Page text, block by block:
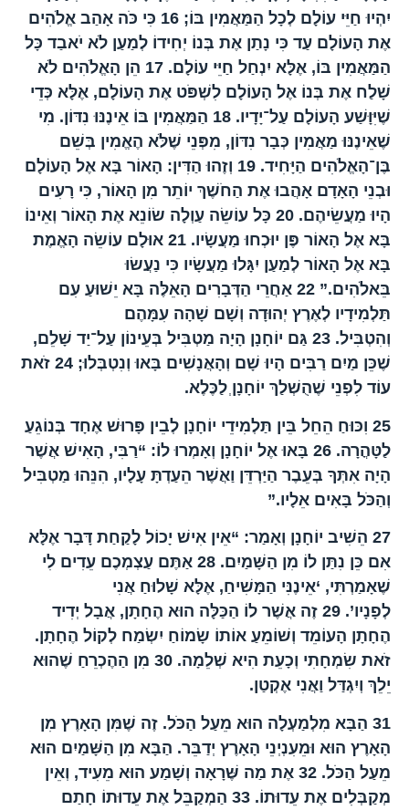
יִהְיוּ חַיֵּי עוֹלָם לְכָל הַמַּאֲמִין בּוֹ; 16 כִּי כֹּה אָהַב אֱלֹהִים
אֶת הָעוֹלָם עַד כִּי נָתַן אֶת בְּנוֹ יְחִידוֹ לְמַעַן לֹא יֹאבַד כָּל
הַמַּאֲמִין בּוֹ, אֶלָּא יִנְחַל חַיֵּי עוֹלָם. 17 הֵן הָאֱלֹהִים לֹא
שָׁלַח אֶת בְּנוֹ אֶל הָעוֹלָם לִשְׁפֹּט אֶת הָעוֹלָם, אֶלָּא כְּדֵי
שֶׁיִּוָּשַׁע הָעוֹלָם עַל־יָדָיו. 18 הַמַּאֲמִין בּוֹ אֵינֶנּוּ נִדּוֹן. מִי
שֶׁאֵינֶנּוּ מַאֲמִין כְּבָר נִדּוֹן, מִפְּנֵי שֶׁלֹּא הֶאֱמִין בְּשֵׁם
בֶּן־הָאֱלֹהִים הַיָּחִיד. 19 וְזֶהוּ הַדִּין: הָאוֹר בָּא אֶל הָעוֹלָם
וּבְנֵי הָאָדָם אָהֲבוּ אֶת הַחֹשֶׁךְ יוֹתֵר מִן הָאוֹר, כִּי רָעִים
הָיוּ מַעֲשֵׂיהֶם. 20 כָּל עוֹשֵׂה עַוְלָה שׂוֹנֵא אֶת הָאוֹר וְאֵינוֹ
בָּא אֶל הָאוֹר פֶּן יוּכְחוּ מַעֲשָׂיו. 21 אוּלָם עוֹשֵׂה הָאֱמֶת
בָּא אֶל הָאוֹר לְמַעַן יִגָּלוּ מַעֲשָׂיו כִּי נַעֲשׂוּ
בֵּאלֹהִים.” 22 אַחֲרֵי הַדְּבָרִים הָאֵלֶּה בָּא יֵשׁוּעַ עִם
תַּלְמִידָיו לְאֶרֶץ יְהוּדָה וְשָׁם שָׁהָה עִמָּהֶם
וְהִטְבִּיל. 23 גַּם יוֹחָנָן הָיָה מַטְבִּיל בְּעֵינוֹן עַל־יַד שָׁלֵם,
שֶׁכֵּן מַיִם רַבִּים הָיוּ שָׁם וְהָאֲנָשִׁים בָּאוּ וְנִטְבְּלוּ; 24 זֹאת
עוֹד לִפְנֵי שֶׁהֻשְׁלַךְ יוֹחָנָןְ לַכֶּלֶא.
25 וִכּוּחַ הֵחֵל בֵּין תַּלְמִידֵי יוֹחָנָן לְבֵין פָּרוּשׁ אֶחָד בְּנוֹגֵעַ
לַטָּהֳרָה. 26 בָּאוּ אֶל יוֹחָנָן וְאָמְרוּ לוֹ: “רַבִּי, הָאִישׁ אֲשֶׁר
הָיָה אִתְּךָ בְּעֵבֶר הַיַּרְדֵּן וַאֲשֶׁר הֵעַדְתָּ עָלָיו, הִנֵּהוּ מַטְבִּיל
וְהַכֹּל בָּאִים אֵלָיו.”
27 הֵשִׁיב יוֹחָנָן וְאָמַר: “אֵין אִישׁ יָכוֹל לָקַחַת דָּבָר אֶלָּא
אִם כֵּן נִתַּן לוֹ מִן הַשָּׁמַיִם. 28 אַתֶּם עַצְמְכֶם עֵדִים לִי
שֶׁאָמַרְתִּי, ‘אֵינֶנִּי הַמָּשִׁיחַ, אֶלָּא שָׁלוּחַ אֲנִי
לְפָנָיו’. 29 זֶה אֲשֶׁר לוֹ הַכַּלָּה הוּא הֶחָתָן, אֲבָל יְדִיד
הֶחָתָן הָעוֹמֵד וְשׁוֹמֵעַ אוֹתוֹ שָׂמוֹחַ יִשְׂמַח לְקוֹל הֶחָתָן.
זֹאת שִׂמְחָתִי וְכָעֵת הִיא שְׁלֵמָה. 30 מִן הַהֶכְרֵחַ שֶׁהוּא
יֵלֵךְ וְיִגְדַּל וַאֲנִי אֶקְטַן.
31 הַבָּא מִלְמַעְלָה הוּא מֵעַל הַכֹּל. זֶה שֶׁמִּן הָאָרֶץ מִן
הָאָרֶץ הוּא וּמֵעִנְיְנֵי הָאָרֶץ יְדַבֵּר. הַבָּא מִן הַשָּׁמַיִם הוּא
מֵעַל הַכֹּל. 32 אֶת מַה שֶּׁרָאָה וְשָׁמַע הוּא מֵעִיד, וְאֵין
מְקַבְּלִים אֶת עֵדוּתוֹ. 33 הַמְקַבֵּל אֶת עֵדוּתוֹ חָתַם